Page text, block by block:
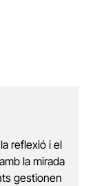
reflexió i el
la mirada
gestionen